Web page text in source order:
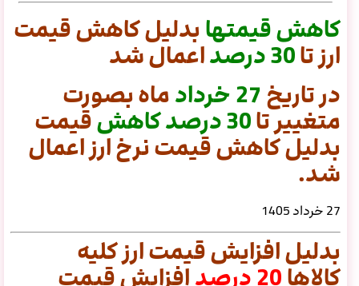
کاهشقیمتهابدلیل کاهش قیمت
ارز تا30درصداعمال شد
در تاریخ 27 خرداد ماه بصورت
متغییر تا30درصدکاهشقیمت
بدلیل کاهش قیمت نرخ ارز اعمال
شد.
27 خرداد 1405
بدلیل افزایش قیمت ارز کلیه
کالاها20 درصد افزایش قیمت